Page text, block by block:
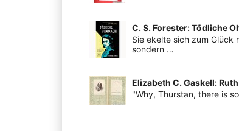
C. S. Forester: Tödliche
Sie ekelte sich zum Glück
sondern …
Elizabeth C. Gaskell:
"Why, Thurstan, there is